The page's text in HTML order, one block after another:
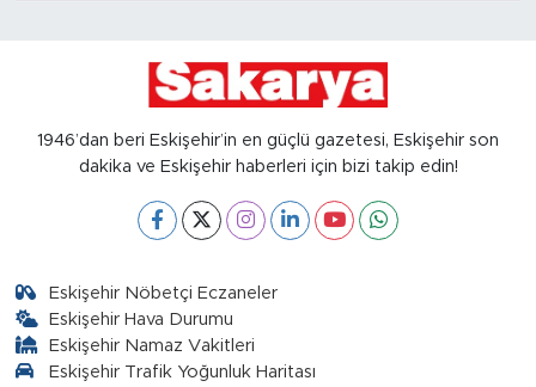
1946’dan beri Eskişehir’in en güçlü gazetesi, Eskişehir son
dakika ve Eskişehir haberleri için bizi takip edin!
Eskişehir Nöbetçi Eczaneler
Eskişehir Hava Durumu
Eskişehir Namaz Vakitleri
Eskişehir Trafik Yoğunluk Haritası